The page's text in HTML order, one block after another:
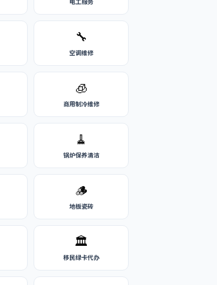
电工服务
🔧
空调维修
🧊
商用制冷维修
🧹
锅炉保养清洁
🪵
地板瓷砖
🏛️
移民绿卡代办